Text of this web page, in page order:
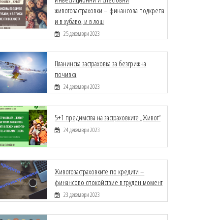
животозастраховки – финансова подкрепа
и в хубаво, и в лош
25 декември 2023
Планинска застраховка за безгрижна
почивка
24 декември 2023
5+1 предимства на застраховките „Живот“
24 декември 2023
Животозастраховките по кредити –
финансово спокойствие в труден момент
23 декември 2023